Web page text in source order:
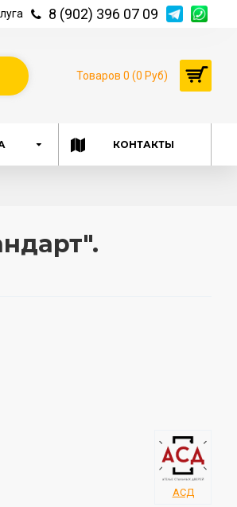
8 (902) 396 07 09
Товаров 0 (0 Руб)
КОНТАКТЫ
АСД